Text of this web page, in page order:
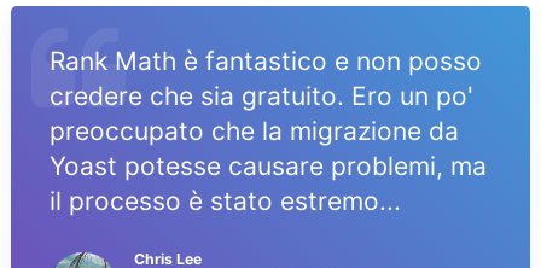
Rank Math è fantastico e non posso
credere che sia gratuito. Ero un po'
preoccupato che la migrazione da
Yoast potesse causare problemi, ma
il processo è stato estremo...
Chris Lee